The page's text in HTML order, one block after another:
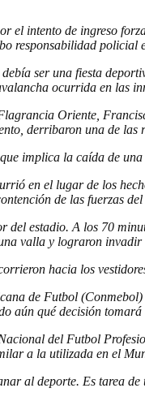
el intento de ingreso
responsabilidad policial
ser una fiesta
ocurrida en las
Oriente,
derribaron una de las
implica la caída de
en el lugar de los
de las fuerzas del
del estadio. A los 70
valla y lograron
hacia los
de Futbol
aún qué decisión
del Futbol
a la utilizada en el
al deporte. Es tarea